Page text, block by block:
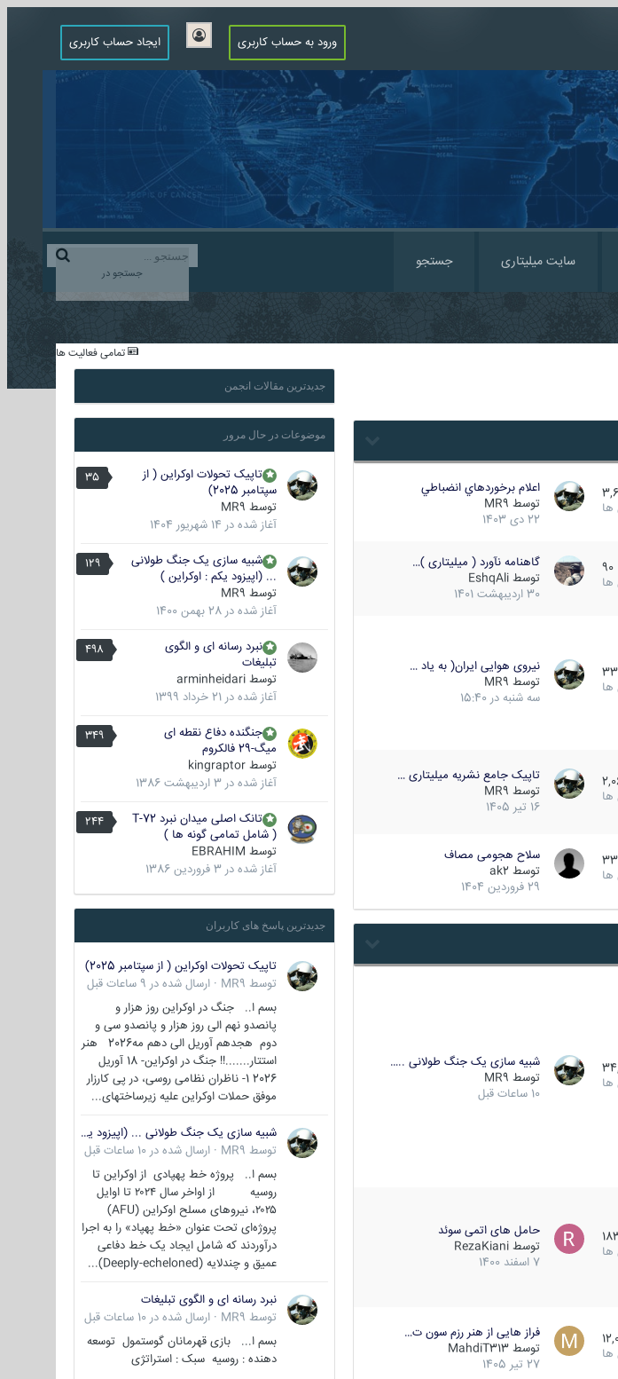
ورود به حساب کاربری ایجاد حساب کاربری
جستجو در
سایت میلیتاری جستجو
تمامی فعالیت ها
ها
اعلام برخوردهاي انضباطي
توسط MR9
22 دی 1403
90
ها
گاهنامه نآورد ( میلیتاری )…
توسط EshqAli
30 اردیبهشت 1401
ها
نیروی هوایی ایران( به یاد …
توسط MR9
سه شنبه در 15:40
ها
تاپیک جامع نشریه میلیتاری …
توسط MR9
16 تیر 1405
ها
سلاح هجومی مصاف
توسط ak2
29 فروردین 1404
ها
شبیه سازی یک جنگ طولانی ..…
توسط MR9
10 ساعات قبل
ها
حامل های اتمی سوئد
توسط RezaKiani
7 اسفند 1400
ها
فراز هایی از هنر رزم سون ت…
توسط MahdiT313
27 تیر 1405
جدیدترین مقالات انجمن
موضوعات در حال مرور
35
تاپیک تحولات اوکراین ( از
سپتامبر 2025)
توسط MR9
آغاز شده در 14 شهریور 1404
129
شبیه سازی یک جنگ طولانی
... (اپیزود یکم : اوکراین )
توسط MR9
آغاز شده در 28 بهمن 1400
498
نبرد رسانه ای و الگوی
تبلیغات
توسط arminheidari
آغاز شده در 21 خرداد 1399
349
جنگنده دفاع نقطه ای
میگ-29 فالکروم
توسط kingraptor
آغاز شده در 3 اردیبهشت 1386
244
تانک اصلی میدان نبرد T-72
( شامل تمامی گونه ها )
توسط EBRAHIM
آغاز شده در 3 فروردین 1386
جدیدترین پاسخ های کاربران
تاپیک تحولات اوکراین ( از سپتامبر 2025)
توسط MR9
· ارسال شده در 9 ساعات قبل
بسم ا.. جنگ در اوکراین روز هزار و
پانصدو نهم الی روز هزار و پانصدو سی و
دوم هجدهم آوریل الی دهم مه2026 هنر
استتار.......!! جنگ در اوکراین- 18 آوریل
2026 1- ناظران نظامی روسی، در پی کارزار
موفق حملات اوکراین علیه زیرساختهای...
شبیه سازی یک جنگ طولانی ... (اپیزود یکم : اوکراین )
توسط MR9
· ارسال شده در 10 ساعات قبل
بسم ا.. پروژه خط پهپادی از اوکراین تا
روسیه از اواخر سال ۲۰۲۴ تا اوایل
۲۰۲۵، نیروهای مسلح اوکراین (AFU)
پروژه‌ای تحت عنوان «خط پهپاد» را به اجرا
درآوردند که شامل ایجاد یک خط دفاعی
عمیق و چندلایه (Deeply-echeloned)...
نبرد رسانه ای و الگوی تبلیغات
توسط MR9
· ارسال شده در 10 ساعات قبل
بسم ا... بازی قهرمانان گوستمول توسعه
دهنده : روسیه سبک : استراتژی